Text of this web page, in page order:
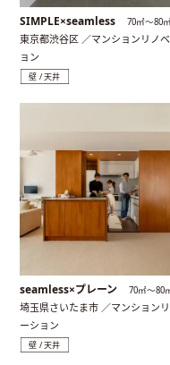
SIMPLE×seamless 70㎡〜80
東京都渋谷区 ／マンションリノ
ョン
壁 / 天井
seamless×プレーン 70㎡〜80
埼玉県さいたま市 ／マンション
ーション
壁 / 天井